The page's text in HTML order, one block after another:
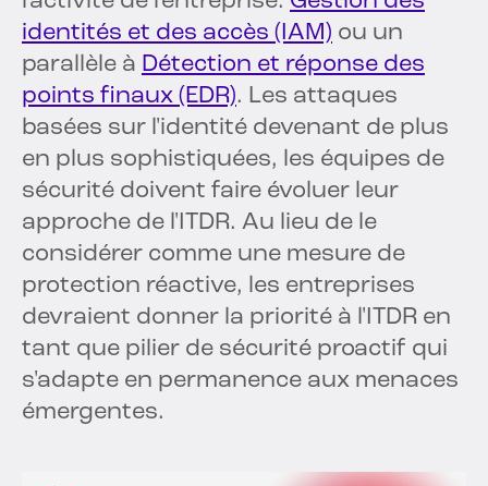
identités et des accès (IAM) ou un
parallèle à Détection et réponse des
points finaux (EDR). Les attaques
basées sur l'identité devenant de plus
en plus sophistiquées, les équipes de
sécurité doivent faire évoluer leur
approche de l'ITDR. Au lieu de le
considérer comme une mesure de
protection réactive, les entreprises
devraient donner la priorité à l'ITDR en
tant que pilier de sécurité proactif qui
s'adapte en permanence aux menaces
émergentes.